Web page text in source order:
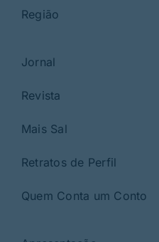
Região
Jornal
Revista
Mais Sal
Retratos de Perfil
Quem Conta um Conto